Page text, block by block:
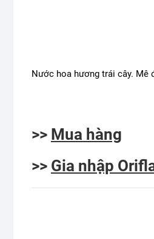
Nước hoa hương trái cây. Mê
>> Mua hàng
>> Gia nhập